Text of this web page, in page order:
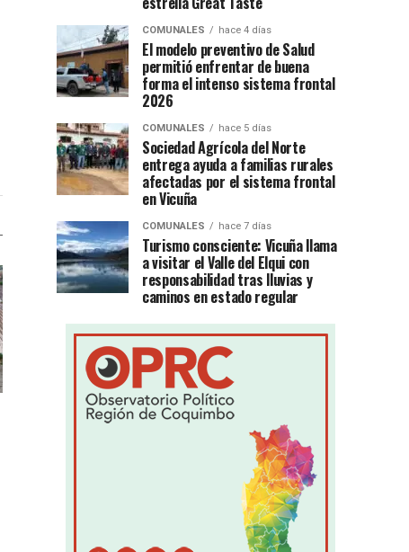
COMUNALES hace 4 días
El modelo preventivo de Salud
permitió enfrentar de buena
forma el intenso sistema frontal
2026
COMUNALES hace 5 días
Sociedad Agrícola del Norte
entrega ayuda a familias rurales
afectadas por el sistema frontal
en Vicuña
COMUNALES hace 7 días
Turismo consciente: Vicuña llama
a visitar el Valle del Elqui con
responsabilidad tras lluvias y
caminos en estado regular